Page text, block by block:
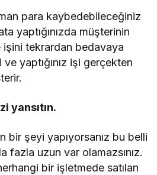
para kaybedebileceğiniz
yaptığınızda müşterinin
işini tekrardan bedavaya
yaptığınız işi gerçekten
yansıtın.
bir şeyi yapıyorsanız bu belli
fazla uzun var olamazsınız.
bir işletmede satılan